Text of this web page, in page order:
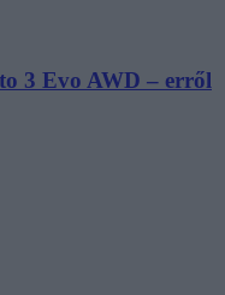
3 Evo AWD – erről